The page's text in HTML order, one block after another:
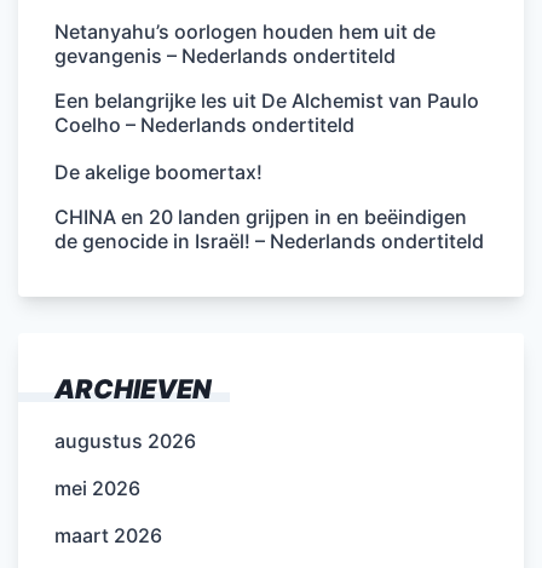
Netanyahu’s oorlogen houden hem uit de
gevangenis – Nederlands ondertiteld
Een belangrijke les uit De Alchemist van Paulo
Coelho – Nederlands ondertiteld
De akelige boomertax!
CHINA en 20 landen grijpen in en beëindigen
de genocide in Israël! – Nederlands ondertiteld
ARCHIEVEN
augustus 2026
mei 2026
maart 2026